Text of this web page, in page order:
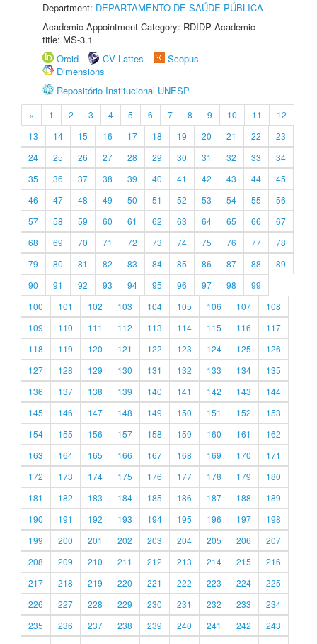
Department: DEPARTAMENTO DE SAÚDE PÚBLICA
Academic Appointment Category: RDIDP Academic
title: MS-3.1
Orcid
CV Lattes
Scopus
Dimensions
Repositório Institucional UNESP
« 1 2 3 4 5 6 7 8 9 10 11
12
13
14 15 16 17 18 19 20 21 22
23
24
25 26 27 28 29 30 31 32 33
34
35
36 37 38 39 40 41 42 43 44
45
46
47 48 49 50 51 52 53 54 55
56
57
58 59 60 61 62 63 64 65 66
67
68
69 70 71 72 73 74 75 76 77
78
79
80 81 82 83 84 85 86 87 88
89
90
91 92 93 94 95 96 97 98
99
100
101 102 103 104 105 106 107
108
109
110 111 112 113 114 115 116
117
118
119 120 121 122 123 124 125
126
127
128 129 130 131 132 133 134
135
136
137 138 139 140 141 142 143
144
145
146 147 148 149 150 151 152
153
154
155 156 157 158 159 160 161
162
163
164 165 166 167 168 169 170
171
172
173 174 175 176 177 178 179
180
181
182 183 184 185 186 187 188
189
190
191 192 193 194 195 196 197
198
199
200 201 202 203 204 205 206
207
208
209 210 211 212 213 214 215
216
217
218 219 220 221 222 223 224
225
226
227 228 229 230 231 232 233
234
235
236 237 238 239 240 241 242
243